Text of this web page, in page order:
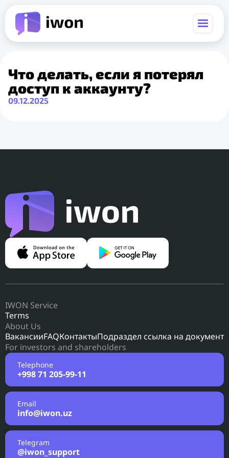
Что делать, если я потерял
доступ к аккаунту?
09.12.2025
IWON Service
Terms
About Us
ВакансииFAQКонтактыПодраздел ссылка на документ
For investors and shareholders
Telephone
+998 71 205-99-11
Email
info@iwon.uz
Telegram
@iwon_support